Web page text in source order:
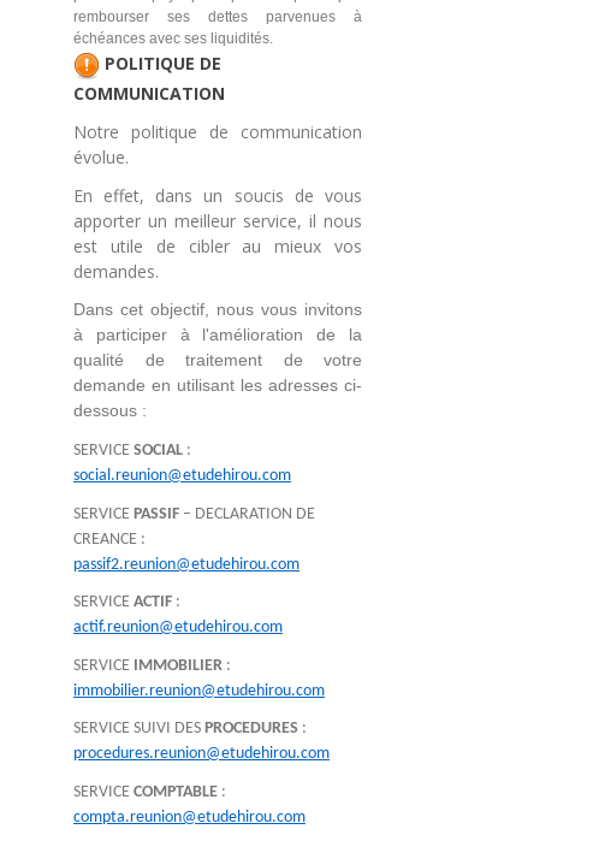
rembourser ses dettes parvenues à
échéances avec ses liquidités.
POLITIQUE DE
COMMUNICATION
Notre politique de communication
évolue.
En effet, dans un soucis de vous
apporter un meilleur service, il nous
est utile de cibler au mieux vos
demandes.
Dans cet objectif, nous vous invitons
à participer à l'amélioration de la
qualité de traitement de votre
demande en utilisant les adresses ci-
dessous :
SERVICE SOCIAL :
social.reunion@etudehirou.com
SERVICE PASSIF – DECLARATION DE
CREANCE :
passif2.reunion@etudehirou.com
SERVICE ACTIF :
actif.reunion@etudehirou.com
SERVICE IMMOBILIER :
immobilier.reunion@etudehirou.com
SERVICE SUIVI DES PROCEDURES :
procedures.reunion@etudehirou.com
SERVICE COMPTABLE :
compta.reunion@etudehirou.com